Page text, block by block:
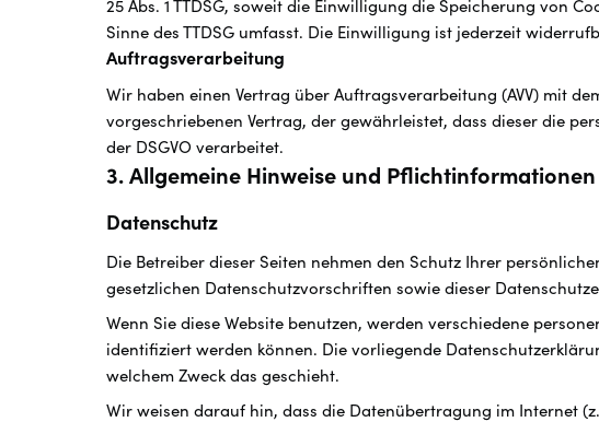
25 Abs. 1 TTDSG, soweit die Einwilligung die Speicherung von
Sinne des TTDSG umfasst. Die Einwilligung ist jederzeit
Auftragsverarbeitung
Wir haben einen Vertrag über Auftragsverarbeitung (AVV) mit
vorgeschriebenen Vertrag, der gewährleistet, dass dieser die
der DSGVO verarbeitet.
3. Allgemeine Hinweise und Pflicht­informationen
Datenschutz
Die Betreiber dieser Seiten nehmen den Schutz Ihrer
gesetzlichen Datenschutzvorschriften sowie dieser
Wenn Sie diese Website benutzen, werden verschiedene
identifiziert werden können. Die vorliegende
welchem Zweck das geschieht.
Wir weisen darauf hin, dass die Datenübertragung im Internet